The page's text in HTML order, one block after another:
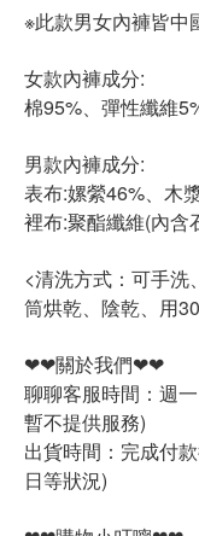
※此款男女內褲皆中
女款內褲成分:
棉95%、彈性纖維
男款內褲成分:
表布:嫘縈46%、木
裡布:聚酯纖維(內含
<清洗方式：可手
筒烘乾、陰乾、用
❤❤關於我們❤❤
聊聊客服時間：週
暫不提供服務)
出貨時間：完成付
日等狀況)